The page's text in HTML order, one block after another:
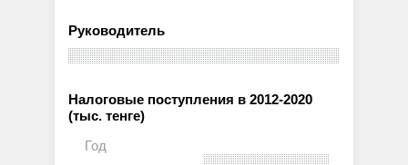
Руководитель
Налоговые поступления в 2012-2020
(тыс. тенге)